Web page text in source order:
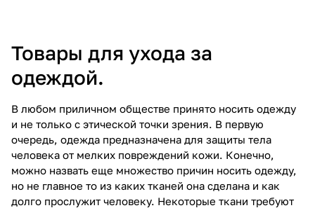
Товары для ухода за
одеждой.
В любом приличном обществе принято носить одежду
и не только с этической точки зрения. В первую
очередь, одежда предназначена для защиты тела
человека от мелких повреждений кожи. Конечно,
можно назвать еще множество причин носить одежду,
но не главное то из каких тканей она сделана и как
долго прослужит человеку. Некоторые ткани требуют